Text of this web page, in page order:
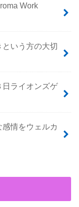
Work
いう方の大切
日ライオンズゲ
情をウェルカ